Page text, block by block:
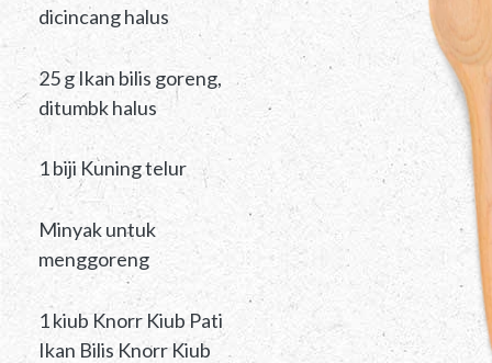
dicincang halus
25 g Ikan bilis goreng,
ditumbk halus
1 biji Kuning telur
Minyak untuk
menggoreng
1 kiub Knorr Kiub Pati
Ikan Bilis Knorr Kiub